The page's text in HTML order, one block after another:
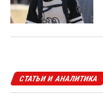
СТАТЬИ И АНАЛИТИКА